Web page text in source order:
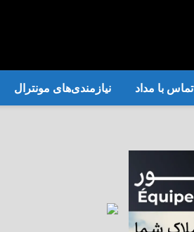
تماس با مداد نیازمندی‌های مونترال